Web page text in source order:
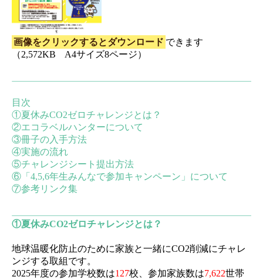
画像をクリックするとダウンロード できます
（2,572KB A4サイズ8ページ）
目次
①夏休みCO2ゼロチャレンジとは？
②エコラベルハンターについて
③冊子の入手方法
④実施の流れ
⑤チャレンジシート提出方法
⑥「4,5,6年生みんなで参加キャンペーン」について
⑦参考リンク集
①夏休みCO2ゼロチャレンジとは？
地球温暖化防止のために家族と一緒にCO2削減にチャレ
ンジする取組です。
2025年度の参加学校数は127校、参加家族数は7,622世帯